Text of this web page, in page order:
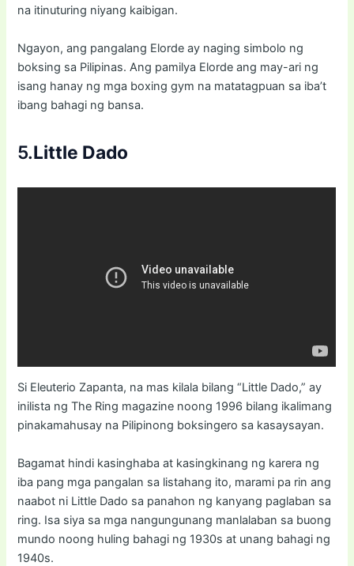
na itinuturing niyang kaibigan.
Ngayon, ang pangalang Elorde ay naging simbolo ng
boksing sa Pilipinas. Ang pamilya Elorde ang may-ari ng
isang hanay ng mga boxing gym na matatagpuan sa iba’t
ibang bahagi ng bansa.
5.Little Dado
Si Eleuterio Zapanta, na mas kilala bilang “Little Dado,” ay
inilista ng The Ring magazine noong 1996 bilang ikalimang
pinakamahusay na Pilipinong boksingero sa kasaysayan.
Bagamat hindi kasinghaba at kasingkinang ng karera ng
iba pang mga pangalan sa listahang ito, marami pa rin ang
naabot ni Little Dado sa panahon ng kanyang paglaban sa
ring. Isa siya sa mga nangungunang manlalaban sa buong
mundo noong huling bahagi ng 1930s at unang bahagi ng
1940s.